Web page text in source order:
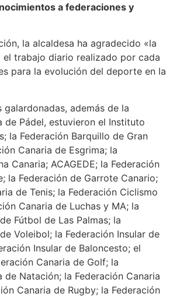
a federaciones y
la alcaldesa ha agradecido «la
el trabajo diario realizado por cada
para la evolución del deporte en la
galardonadas, además de la
de Pádel, estuvieron el Instituto
la Federación Barquillo de Gran
Canaria de Esgrima; la
Canaria; ACAGEDE; la Federación
la Federación de Garrote Canario;
de Tenis; la Federación Ciclismo
Canaria de Luchas y MA; la
Fútbol de Las Palmas; la
Voleibol; la Federación Insular de
Insular de Baloncesto; el
Canaria de Golf; la
de Natación; la Federación Canaria
Canaria de Rugby; la Federación